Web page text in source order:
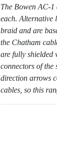
The Bowen AC-
each. Alternative
braid and are
the Chatham
are fully shielded
connectors of
direction arrows
cables, so this